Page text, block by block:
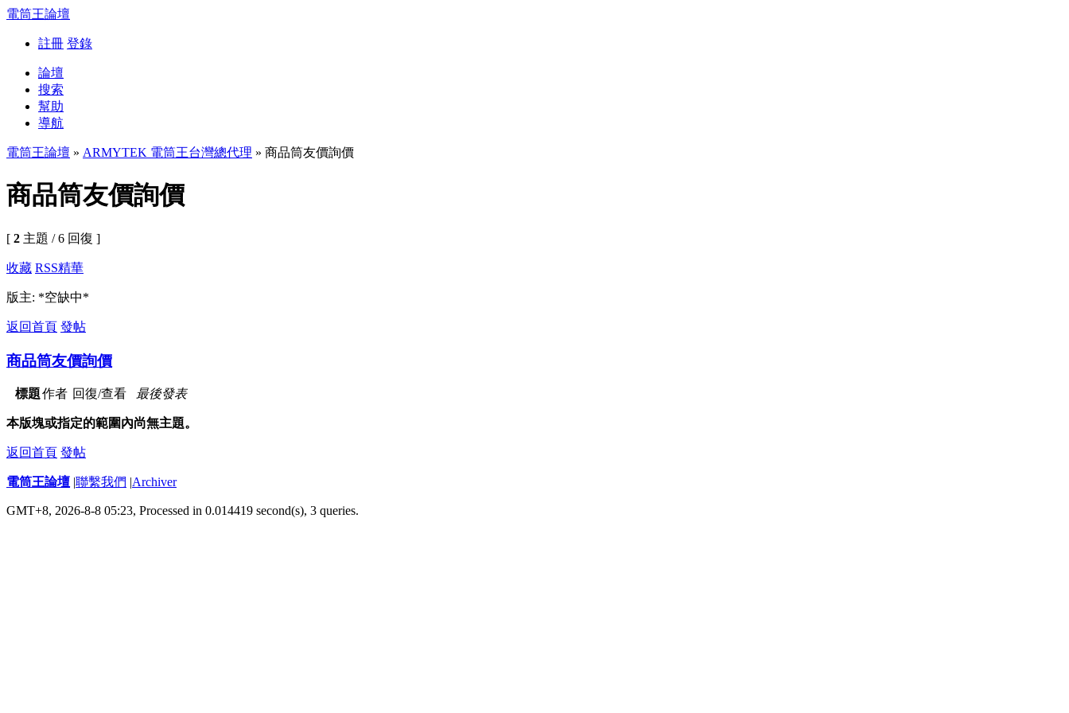
電筒王論壇
註冊 登錄
論壇
搜索
幫助
導航
電筒王論壇 » ARMYTEK 電筒王台灣總代理 » 商品筒友價詢價
商品筒友價詢價
[ 2 主題 / 6 回復 ]
收藏 RSS精華
版主: *空缺中*
返回首頁 發帖
商品筒友價詢價
標題作者 回復/查看 最後發表
本版塊或指定的範圍內尚無主題。
返回首頁 發帖
電筒王論壇 |聯繫我們 |Archiver
GMT+8, 2026-8-8 05:23, Processed in 0.014419 second(s), 3 queries.